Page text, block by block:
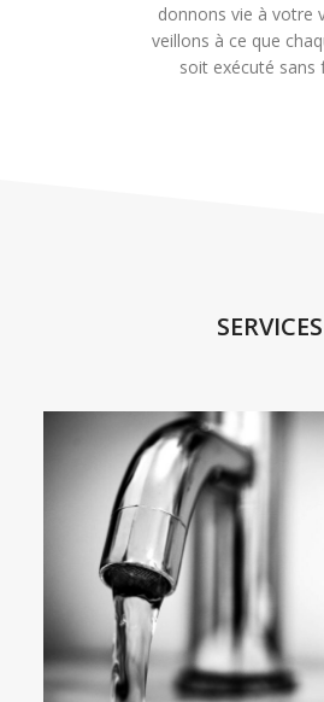
donnons vie à votre
veillons à ce que
soit exécuté sans
SERVICES